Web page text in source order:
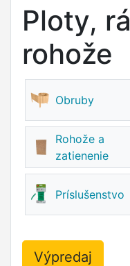
Ploty,
rohože
Obruby
Rohože a
zatienenie
Príslušenstvo
Výpredaj